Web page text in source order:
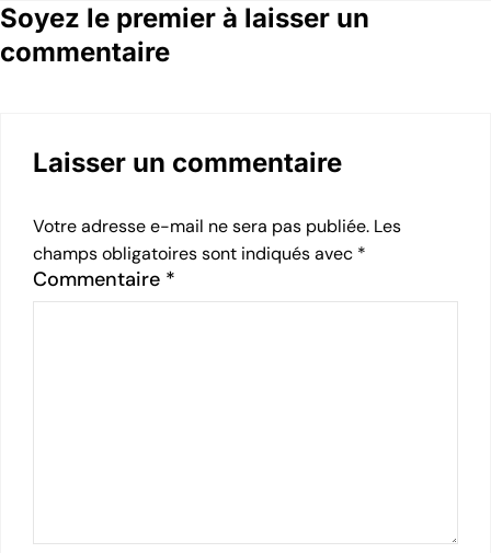
Soyez le premier à laisser un
commentaire
Laisser un commentaire
Votre adresse e-mail ne sera pas publiée. Les
champs obligatoires sont indiqués avec *
Commentaire *